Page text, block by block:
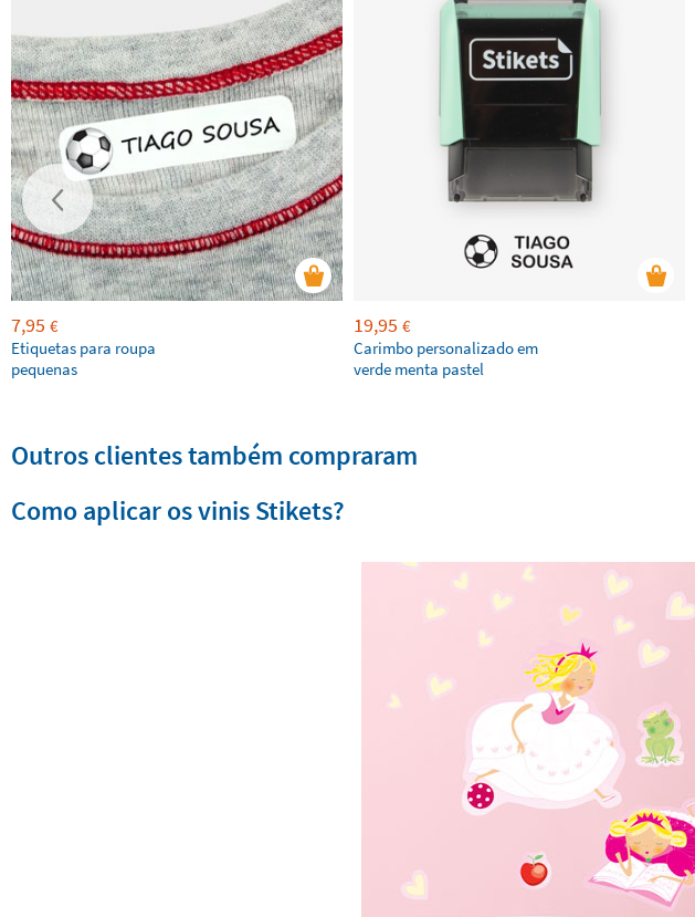
7,95 €
Etiquetas para roupa
pequenas
19,95 €
Carimbo personalizado em
verde menta pastel
Outros clientes também compraram
Como aplicar os vinis Stikets?